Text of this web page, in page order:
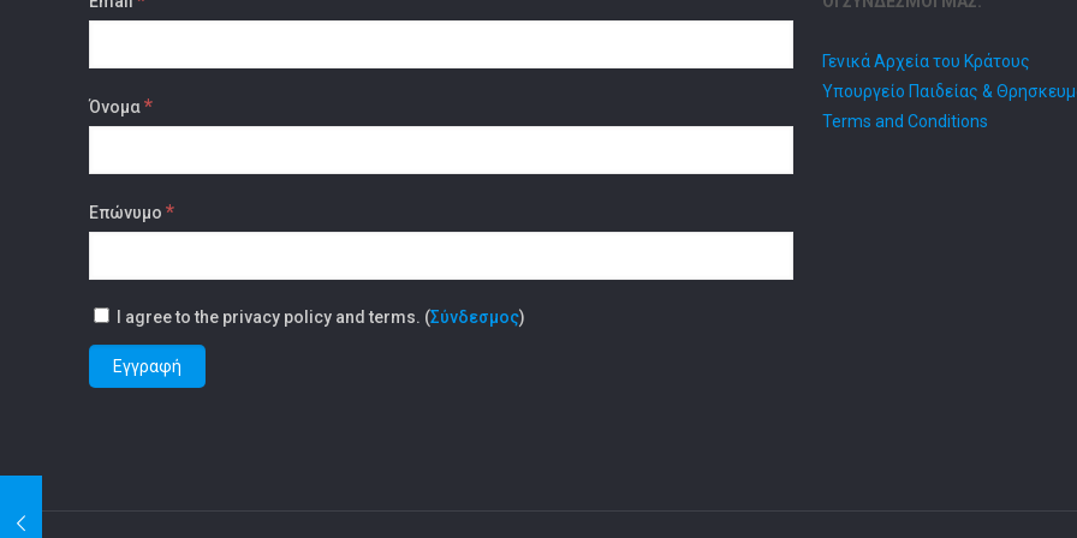
Όνομα*
Επώνυμο *
I agree to the privacy policy and terms. (Σύνδεσμος)
Γενικά Αρχεία του Κράτους
Υπουργείο Παιδείας &
Terms and Conditions